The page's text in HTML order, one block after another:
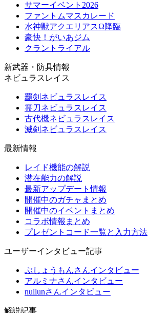
サマーイベント2026
ファントムマスカレード
水神獣アクエリアスΩ降臨
豪快！がいあジム
クラントライアル
新武器・防具情報
ネビュラスレイス
覇剣ネビュラスレイス
霊刀ネビュラスレイス
古代機ネビュラスレイス
滅剣ネビュラスレイス
最新情報
レイド機能の解説
潜在能力の解説
最新アップデート情報
開催中のガチャまとめ
開催中のイベントまとめ
コラボ情報まとめ
プレゼントコード一覧と入力方法
ユーザーインタビュー記事
ぶしょうもんさんインタビュー
アルミナさんインタビュー
nullunさんインタビュー
解説記事